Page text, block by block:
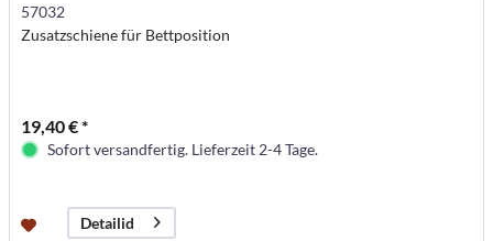
57032
Zusatzschiene für Bettposition
19,40 € *
Sofort versandfertig. Lieferzeit 2-4 Tage.
Detailid